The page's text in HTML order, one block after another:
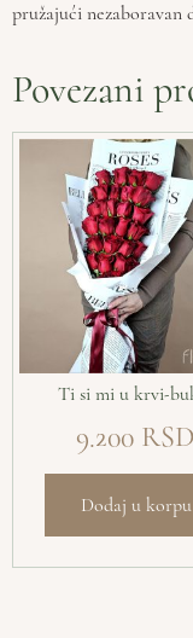
pružajući nezaboravan
Povezani
Ti si mi u krvi-
9.200
Dodaj u korpu